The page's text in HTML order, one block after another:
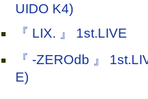
UIDO K4)
『 LIX. 』 1st.LIVE
『 -ZEROdb 』
E)